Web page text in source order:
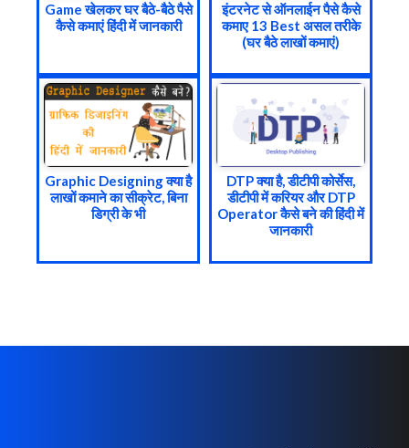
Game खेलकर घर बैठे-बैठे पैसे
कैसे कमाएं हिंदी में जानकारी
इंटरनेट से ऑनलाईन पैसे कैसे
कमाए 13 Best असल तरीके
(घर बैठे लाखों कमाएं)
Graphic Designing क्या है
लाखों कमाने का सीक्रेट, बिना
डिग्री के भी
DTP क्या है, डीटीपी कोर्सेस,
डीटीपी में करियर और DTP
Operator कैसे बने की हिंदी में
जानकारी